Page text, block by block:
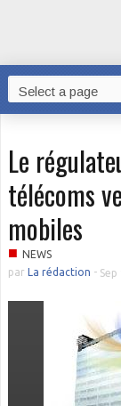
Le
télécoms
mobiles
■ NEWS
par La rédaction - Sep